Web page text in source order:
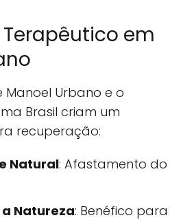
em
Urbano e o
Brasil criam um
recuperação:
Natural: Afastamento do
Natureza: Benéfico para